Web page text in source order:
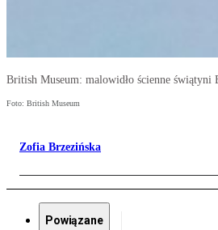
British Museum: malowidło ścienne
Foto: British Museum
Zofia Brzezińska
Powiązane